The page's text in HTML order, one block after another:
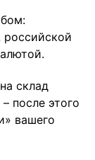
российской
склад
после этого
вашего